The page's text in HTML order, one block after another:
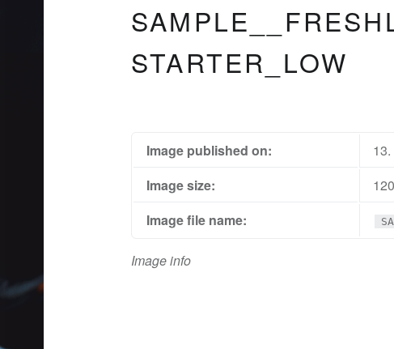
STARTER_LOW
Image info
Image published on:
Image size:
Image file name: